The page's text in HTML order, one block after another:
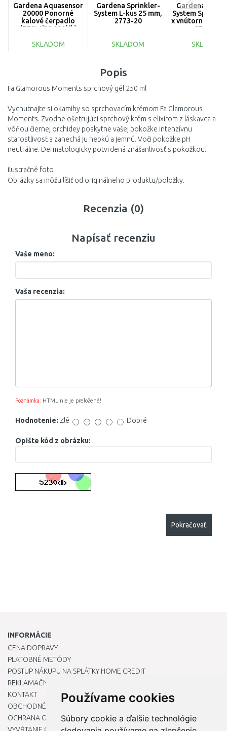
Používame cookies
Súbory cookie a ďalšie technológie
Gardena Aquasensor
20000 Ponorné
kalové čerpadlo
(750W/20 000l/h)
SKLADOM
Gardena Sprinkler-
System L-kus 25 mm,
2773-20
SKLADOM
Porovnať
Gardena
System Spojka
x vnútorný závit
2761-20
SKLADOM
Popis
Fa Glamorous Moments sprchový gél 250 ml
Vychutnajte si okamihy so sprchovacím krémom Fa Glamorous
Moments. Zvodne ošetrujúci sprchový krém s elixírom z láskavca a
vôňou čiernej orchidey poskytne vašej pokožke intenzívnu
starostlivosť a zanechá ju hebkú a jemnú. Voči pokožke pH
neutrálne. Dermatologicky potvrdená znášanlivosť s pokožkou.
ilustračné foto
Obrázky sa môžu líšiť od originálneho produktu/položky.
Recenzia (0)
Napísať recenziu
Vaše meno:
Vaša recenzia:
Poznámka: HTML nie je preložené!
Hodnotenie: Zlé Dobré
Opište kód z obrázku:
Pokračovať
INFORMÁCIE
CENA DOPRAVY
PLATOBNÉ METÓDY
POSTUP NÁKUPU NA SPLÁTKY HOME CREDIT
REKLAMAČNÝ PORIADOK
KONTAKT
OBCHODNÉ PODMIENKY
OCHRANA OSOBNÝCH ÚDAJOV